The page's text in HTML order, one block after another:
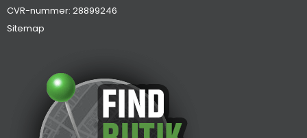
CVR-nummer: 28899246
Sitemap